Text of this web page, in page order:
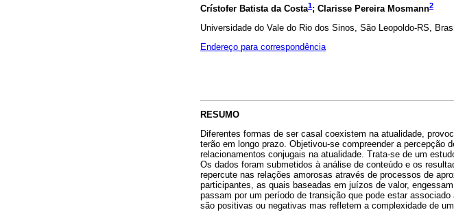
Crístofer Batista da Costa1; Clarisse Pereira Mosmann2
Universidade do Vale do Rio dos Sinos, São Leopoldo-RS, Brasil
Endereço para correspondência
RESUMO
Diferentes formas de ser casal coexistem na atualidade,
terão em longo prazo. Objetivou-se compreender a percepção
relacionamentos conjugais na atualidade. Trata-se de um
Os dados foram submetidos à análise de conteúdo e os
repercute nas relações amorosas através de processos de
participantes, as quais baseadas em juízos de valor,
passam por um período de transição que pode estar
são positivas ou negativas mas refletem a complexidade de